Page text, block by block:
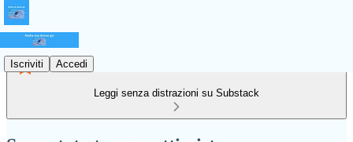
Iscriviti Accedi
Leggi senza distrazioni su Substack